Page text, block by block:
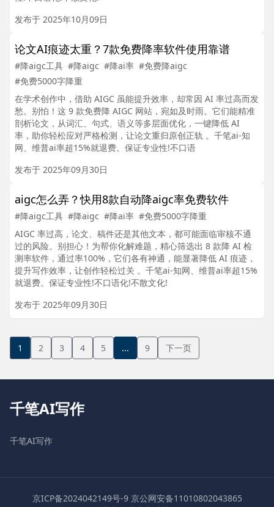
发布于 2025年10月09日
论文AI痕迹太重？7款免费降率软件使用靠谱
#降aigc工具 #降aigc #降ai率 #免费降aigc
#免费5000字降重
在学术创作中，借助 AIGC 虽能提升效率，却常因 AI 率过高而发
愁。别怕！这 9 款免费降 AIGC 网站，宛如及时雨。它们能精准
剖析论文，从词汇、句式、语义等多层面优化，一键降低 AI
率，助你轻松应对严格检测，让论文重归原创正轨 。千笔ai-知
网、维普ai率超15%就退费。保证专业性!不口语
发布于 2025年09月30日
aigc怎么弄？快用8款自动降aigc率免费软件
#降aigc工具 #降aigc #降ai率 #免费5000字降重
AIGC 率过高，论文、稿件还是其他文本，都可能面临审核不通
过的风险。别担心！为帮你化解难题，精心筛选出 8 款降 AI 检
测率软件，通过率100%，它们各有神通，能显著降低 AI 痕迹，
提升写作效率，让创作轻松过关 。千笔ai-知网、维普ai率超15%
就退费。保证专业性!不口语化!不散文化!
发布于 2025年09月30日
千笔AI写作
千笔AI写作
京ICP备2024042149号-9 京公网安备11010802043865